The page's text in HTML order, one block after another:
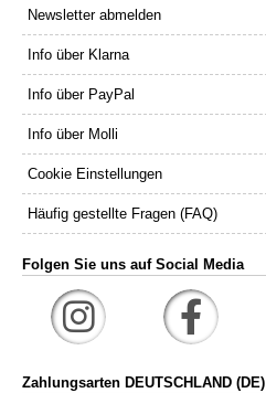
Newsletter abmelden
Info über Klarna
Info über PayPal
Info über Molli
Cookie Einstellungen
Häufig gestellte Fragen (FAQ)
Folgen Sie uns auf Social Media
Zahlungsarten DEUTSCHLAND (DE)